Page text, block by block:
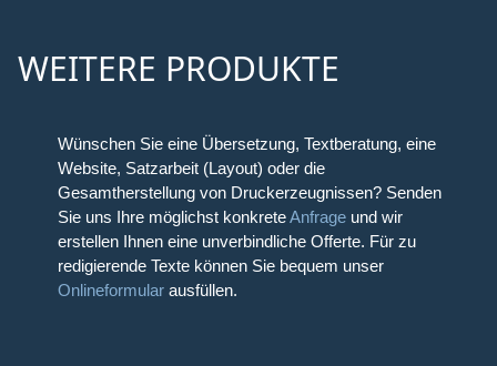
WEITERE PRODUKTE
Wünschen Sie eine Übersetzung, Textberatung, eine
Website, Satzarbeit (Layout) oder die
Gesamtherstellung von Druckerzeugnissen? Senden
Sie uns Ihre möglichst konkreteAnfrage und wir
erstellen Ihnen eine unverbindliche Offerte. Für zu
redigierende Texte können Sie bequem unser
Onlineformular ausfüllen.